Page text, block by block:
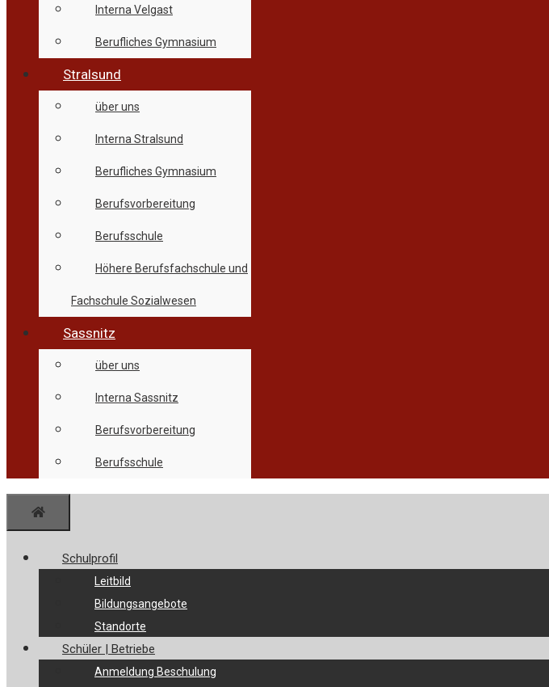
Interna Velgast
Berufliches Gymnasium
Stralsund
über uns
Interna Stralsund
Berufliches Gymnasium
Berufsvorbereitung
Berufsschule
Höhere Berufsfachschule und
Fachschule Sozialwesen
Sassnitz
über uns
Interna Sassnitz
Berufsvorbereitung
Berufsschule
Schulprofil
Leitbild
Bildungsangebote
Standorte
Schüler | Betriebe
Anmeldung Beschulung